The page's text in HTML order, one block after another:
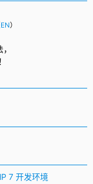
EN）
7 开发环境